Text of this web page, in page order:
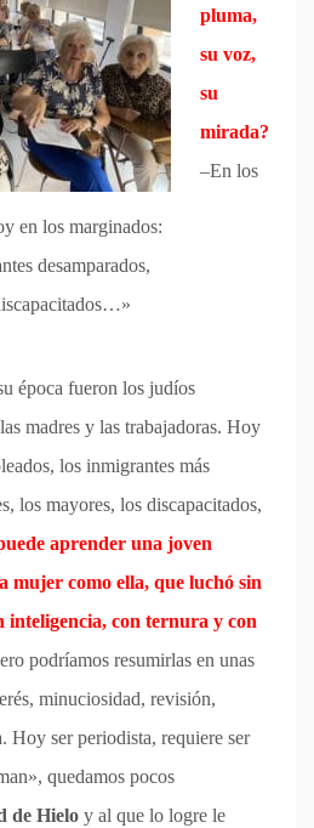
en los marginados:
desamparados,
pluma,
su voz,
su
mirada?
–En los
época fueron los judíos
madres y las trabajadoras. Hoy
los inmigrantes más
los mayores, los discapacitados,
aprender una joven
mujer como ella, que luchó sin
inteligencia, con ternura y con
podríamos resumirlas en unas
minuciosidad, revisión,
Hoy ser periodista, requiere ser
quedamos pocos
de Hielo y al que lo logre le